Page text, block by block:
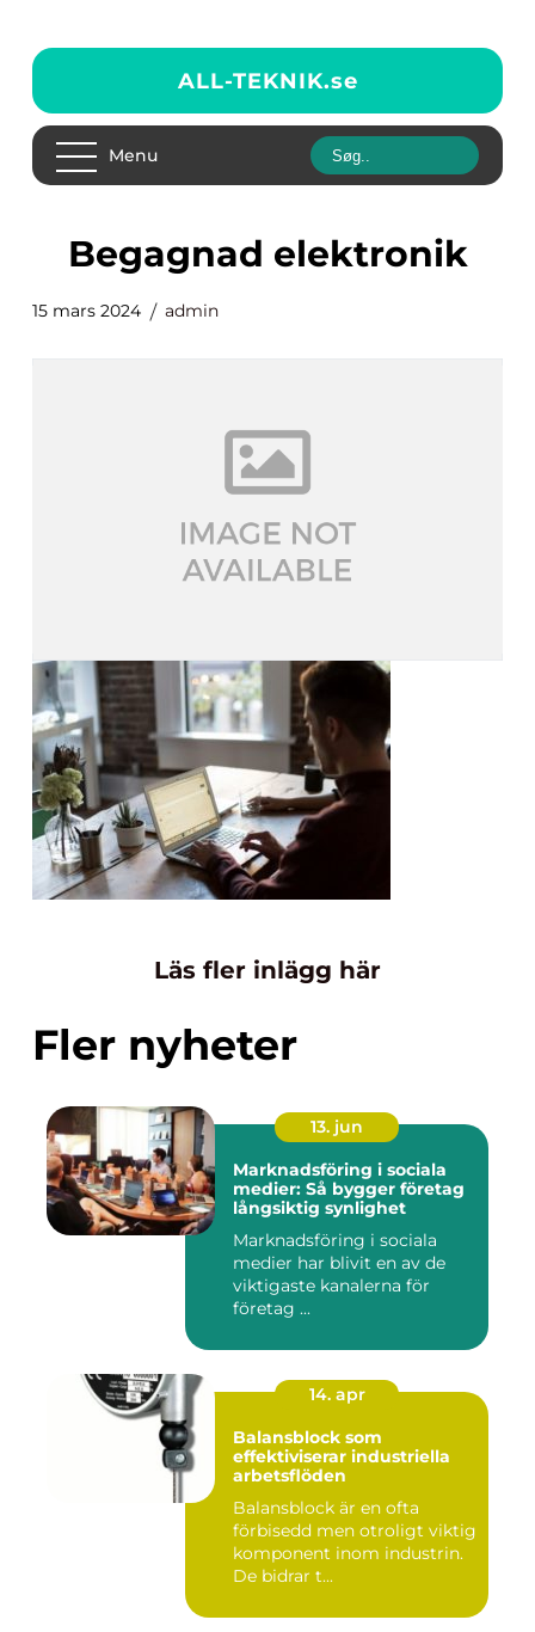
ALL-TEKNIK.se
Menu
Begagnad elektronik
15 mars 2024 admin
Läs fler inlägg här
Fler nyheter
13. jun
Marknadsföring i sociala
medier: Så bygger företag
långsiktig synlighet
Marknadsföring i sociala
medier har blivit en av de
viktigaste kanalerna för
företag ...
14. apr
Balansblock som
effektiviserar industriella
arbetsflöden
Balansblock är en ofta
förbisedd men otroligt viktig
komponent inom industrin.
De bidrar t...